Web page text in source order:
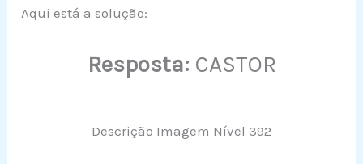
Aqui está a solução:
Resposta: CASTOR
Descrição Imagem Nível 392